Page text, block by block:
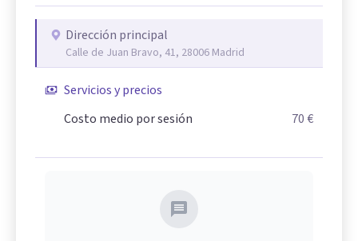
Dirección principal
Calle de Juan Bravo, 41, 28006 Madrid
Servicios y precios
Costo medio por sesión
70 €